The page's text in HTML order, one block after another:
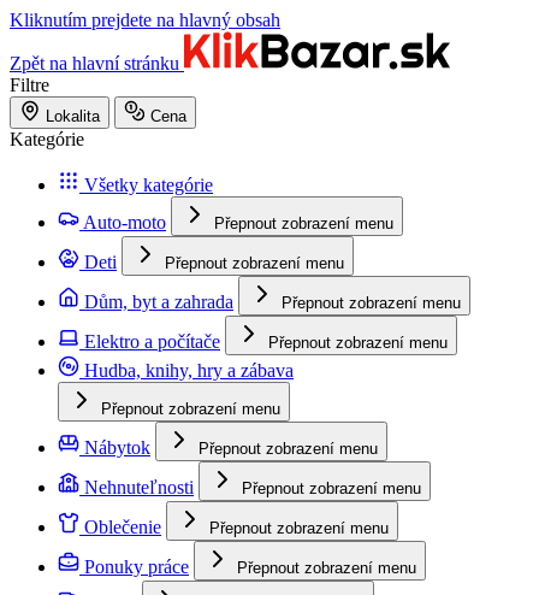
Kliknutím prejdete na hlavný obsah
Zpět na hlavní stránku
Filtre
Lokalita Cena
Kategórie
Všetky kategórie
Auto-moto
Přepnout zobrazení menu
Deti Přepnout zobrazení menu
Dům, byt a zahrada Přepnout zobrazení menu
Elektro a počítače Přepnout zobrazení menu
Hudba, knihy, hry a zábava
Přepnout zobrazení menu
Nábytok Přepnout zobrazení menu
Nehnuteľnosti Přepnout zobrazení menu
Oblečenie Přepnout zobrazení menu
Ponuky práce Přepnout zobrazení menu